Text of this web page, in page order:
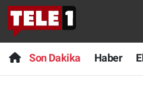
Son Dakika Haber
Anında Manşet
Başka Sohbetler
Son Dakika
Haber
Nöbetçi Eczaneler
Hava Durumu